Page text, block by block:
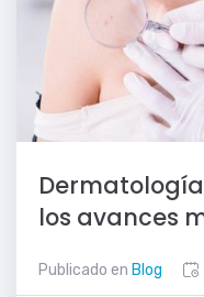
los avances
Publicado en Blog